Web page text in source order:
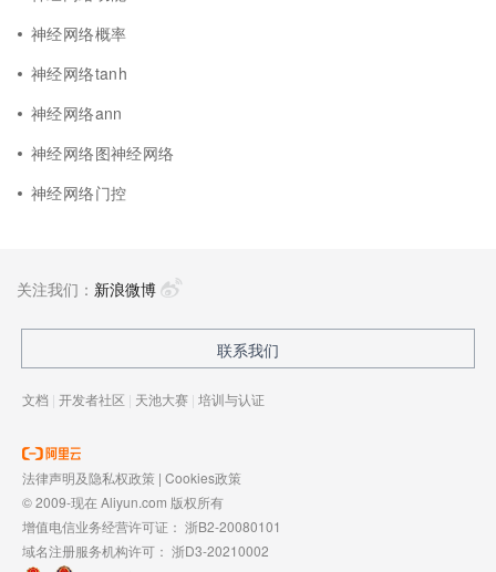
神经网络概率
神经网络tanh
神经网络ann
神经网络图神经网络
神经网络门控
关注我们： 新浪微博
联系我们
文档 | 开发者社区 | 天池大赛 | 培训与认证
法律声明及隐私权政策 | Cookies政策
© 2009-现在 Aliyun.com 版权所有
增值电信业务经营许可证： 浙B2-20080101
域名注册服务机构许可： 浙D3-20210002